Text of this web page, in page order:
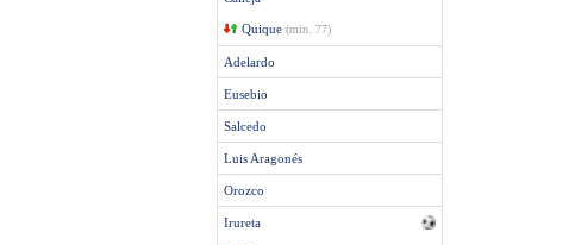
Quique (min. 77)
Adelardo
Eusebio
Salcedo
Luis Aragonés
Orozco
Irureta